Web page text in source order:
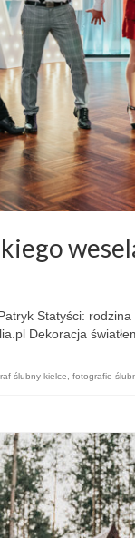
Statyści:
Dekoracja
ślubny kielce, fotografie